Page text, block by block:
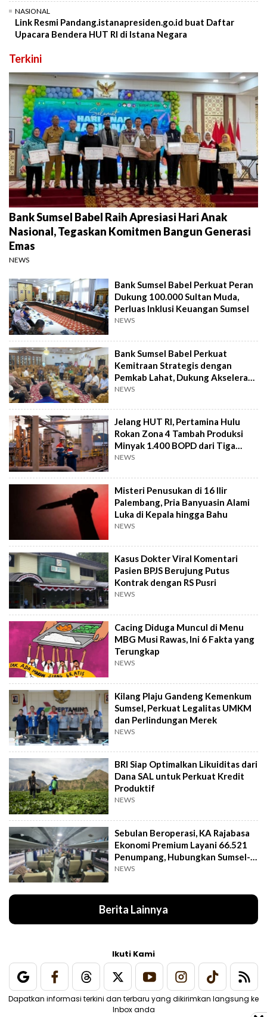
NASIONAL
Link Resmi Pandang.istanapresiden.go.id buat Daftar
Upacara Bendera HUT RI di Istana Negara
Terkini
Bank Sumsel Babel Raih Apresiasi Hari Anak
Nasional, Tegaskan Komitmen Bangun Generasi
Emas
NEWS
Bank Sumsel Babel Perkuat Peran
Dukung 100.000 Sultan Muda,
Perluas Inklusi Keuangan Sumsel
NEWS
Bank Sumsel Babel Perkuat
Kemitraan Strategis dengan
Pemkab Lahat, Dukung Akselerasi
Ekonomi Daerah
NEWS
Jelang HUT RI, Pertamina Hulu
Rokan Zona 4 Tambah Produksi
Minyak 1.400 BOPD dari Tiga
Sumur Baru
NEWS
Misteri Penusukan di 16 Ilir
Palembang, Pria Banyuasin Alami
Luka di Kepala hingga Bahu
NEWS
Kasus Dokter Viral Komentari
Pasien BPJS Berujung Putus
Kontrak dengan RS Pusri
NEWS
Cacing Diduga Muncul di Menu
MBG Musi Rawas, Ini 6 Fakta yang
Terungkap
NEWS
Kilang Plaju Gandeng Kemenkum
Sumsel, Perkuat Legalitas UMKM
dan Perlindungan Merek
NEWS
BRI Siap Optimalkan Likuiditas dari
Dana SAL untuk Perkuat Kredit
Produktif
NEWS
Sebulan Beroperasi, KA Rajabasa
Ekonomi Premium Layani 66.521
Penumpang, Hubungkan Sumsel-
Lampung
NEWS
Berita Lainnya
Ikuti Kami
Dapatkan informasi terkini dan terbaru yang dikirimkan langsung ke
Inbox anda